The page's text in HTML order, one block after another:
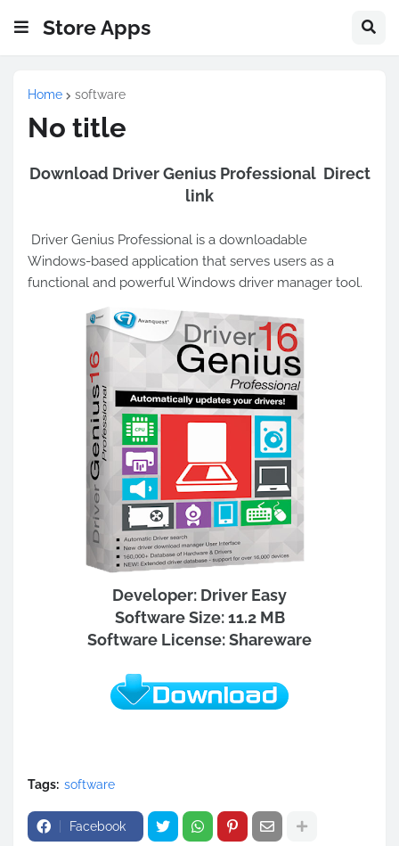
Store Apps
Home software
No title
Download Driver Genius Professional Direct
link
Driver Genius Professional is a downloadable
Windows-based application that serves users as a
functional and powerful Windows driver manager tool.
Developer: Driver Easy
Software Size: 11.2 MB
Software License: Shareware
Tags: software
Facebook